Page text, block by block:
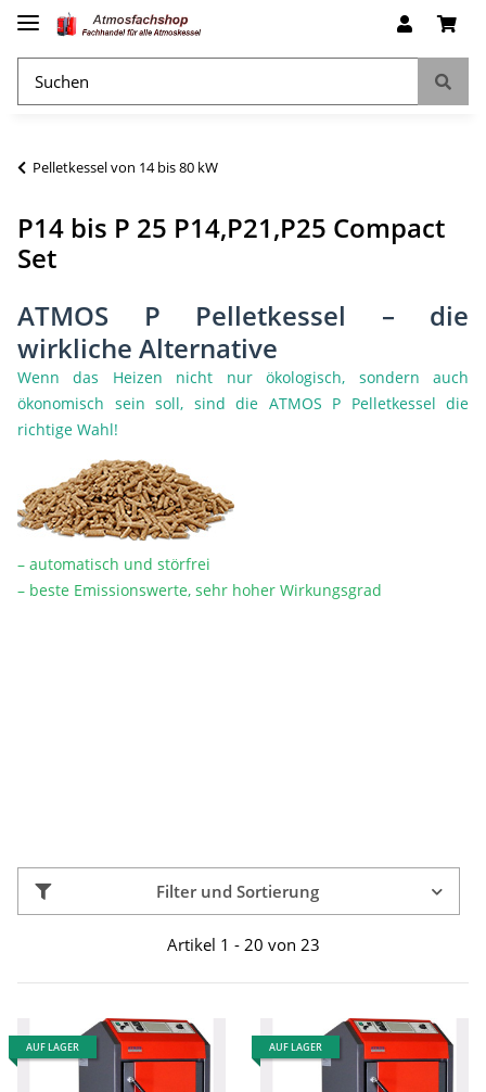
Pelletkessel von 14 bis 80 kW
P14 bis P 25 P14,P21,P25 Compact
Set
ATMOS P Pelletkessel – die
wirkliche Alternative
Wenn das Heizen nicht nur ökologisch, sondern auch
ökonomisch sein soll, sind die ATMOS P Pelletkessel die
richtige Wahl!
– automatisch und störfrei
– beste Emissionswerte, sehr hoher Wirkungsgrad
Filter und Sortierung
Artikel 1 - 20 von 23
AUF LAGER AUF LAGER